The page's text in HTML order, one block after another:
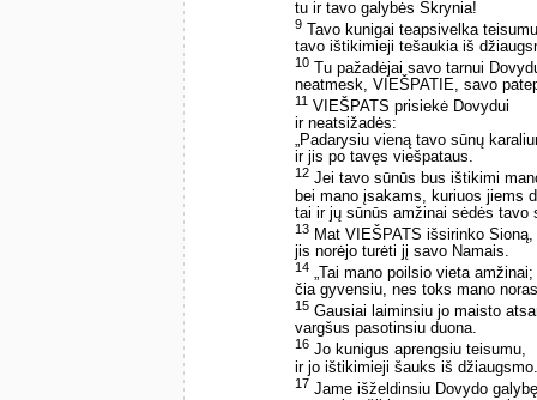
tu ir tavo galybės Skrynia!
9 Tavo kunigai teapsivelka
tavo ištikimieji tešaukia iš
10 Tu pažadėjai savo tarnui
neatmesk, VIEŠPATIE, savo
11 VIEŠPATS prisiekė Dovydui
ir neatsižadės:
„Padarysiu vieną tavo sūnų
ir jis po tavęs viešpataus.
12 Jei tavo sūnūs bus ištikimi
bei mano įsakams, kuriuos jiems
tai ir jų sūnūs amžinai sėdės tavo
13 Mat VIEŠPATS išsirinko Sioną,
jis norėjo turėti jį savo Namais.
14 „Tai mano poilsio vieta amžinai;
čia gyvensiu, nes toks mano
15 Gausiai laiminsiu jo maisto
vargšus pasotinsiu duona.
16 Jo kunigus aprengsiu teisumu,
ir jo ištikimieji šauks iš džiaugsmo.
17 Jame išželdinsiu Dovydo